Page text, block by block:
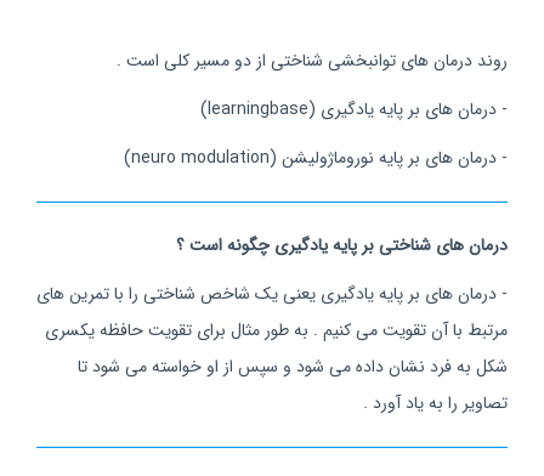
روند درمان های توانبخشی شناختی از دو مسیر کلی است .
- درمان های بر پایه یادگیری (learningbase)
- درمان های بر پایه نوروماژولیشن (neuro modulation)
درمان های شناختی بر پایه یادگیری چگونه است ؟
- درمان های بر پایه یادگیری یعنی یک شاخص شناختی را با تمرین های
مرتبط با آن تقویت می کنیم . به طور مثال برای تقویت حافظه یکسری
شکل به فرد نشان داده می شود و سپس از او خواسته می شود تا
تصاویر را به یاد آورد .